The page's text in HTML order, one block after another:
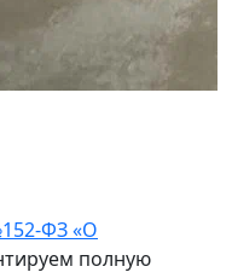
ФЗ «О
полную